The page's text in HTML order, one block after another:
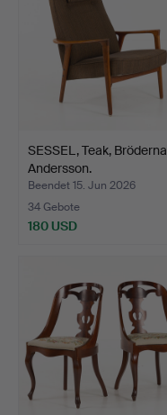
SESSEL, Teak, Bröderna
Andersson.
Beendet 15. Jun 2026
34 Gebote
180 USD